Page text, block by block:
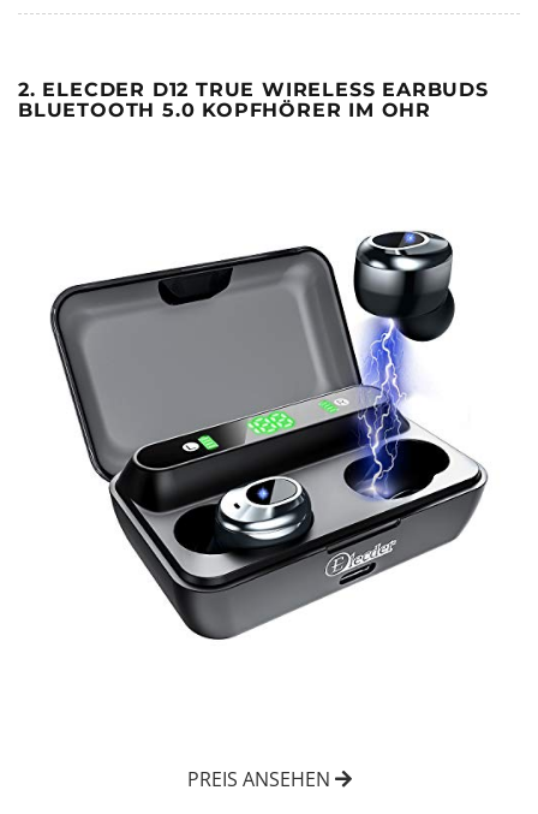
2. ELECDER D12 TRUE WIRELESS EARBUDS
BLUETOOTH 5.0 KOPFHÖRER IM OHR
PREIS ANSEHEN